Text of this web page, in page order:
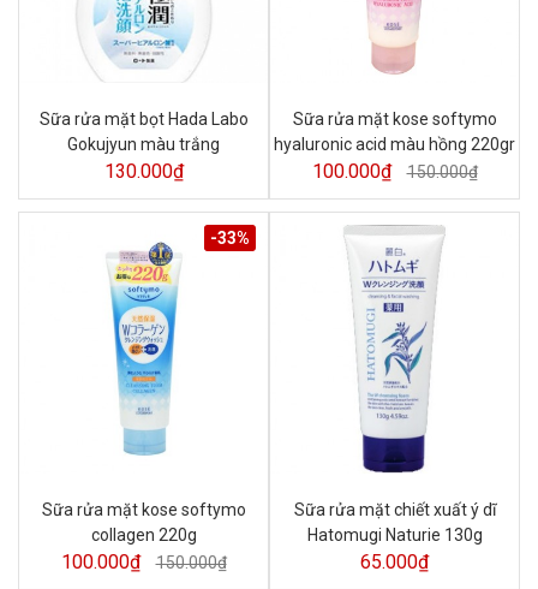
Sữa rửa mặt bọt Hada Labo
Gokujyun màu trắng
130.000₫
Sữa rửa mặt kose softymo
hyaluronic acid màu hồng 220gr
100.000₫ 150.000₫
Sữa rửa mặt kose softymo
collagen 220g
100.000₫ 150.000₫
-33%
Sữa rửa mặt chiết xuất ý dĩ
Hatomugi Naturie 130g
65.000₫